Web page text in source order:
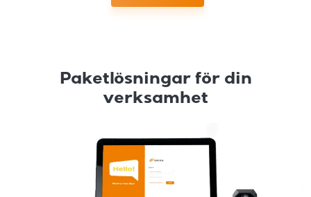
Paketlösningar för din
verksamhet